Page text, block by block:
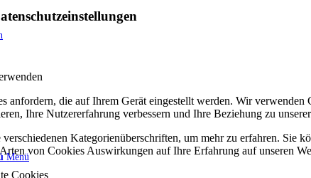
Menü
anfordern, die auf Ihrem Gerät eingestellt werden. Wir
Ihre Nutzererfahrung verbessern und Ihre Beziehung zu
Kategorienüberschriften, um mehr zu erfahren. Sie
von Cookies Auswirkungen auf Ihre Erfahrung auf unseren
Cookies